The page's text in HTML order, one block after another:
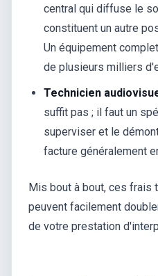
central qui diffuse le
constituent un autre
Un équipement
de plusieurs milliers
Technicien
suffit pas ; il faut un
superviser et le
facture généralement
Mis bout à bout, ces frais
peuvent facilement
de votre prestation